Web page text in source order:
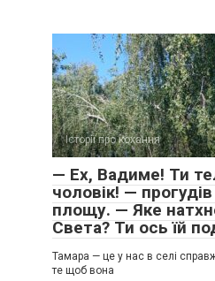
Історії про кохання
— Ех, Вадиме! Ти
чоловік! —
площу. — Яке
Света? Ти ось їй
Тамара — це у нас в селі
те щоб вона